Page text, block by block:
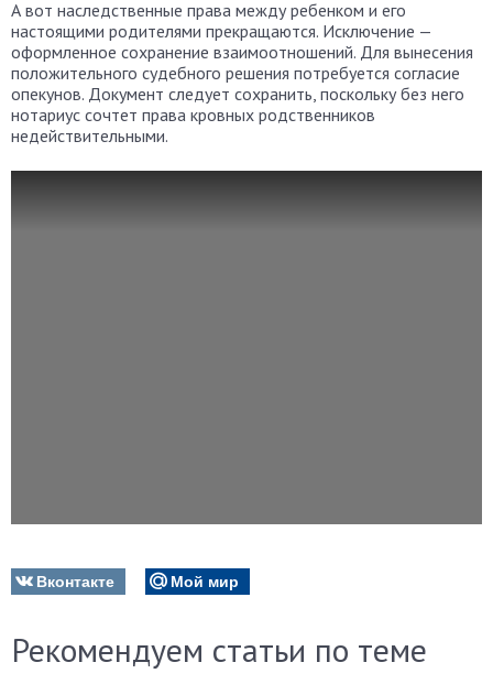
А вот наследственные права между ребенком и его
настоящими родителями прекращаются. Исключение —
оформленное сохранение взаимоотношений. Для вынесения
положительного судебного решения потребуется согласие
опекунов. Документ следует сохранить, поскольку без него
нотариус сочтет права кровных родственников
недействительными.
Вконтакте Мой мир
Рекомендуем статьи по теме